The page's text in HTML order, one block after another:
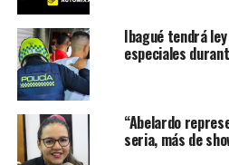
Ibagué tendrá
especiales
“Abelardo
seria, más de